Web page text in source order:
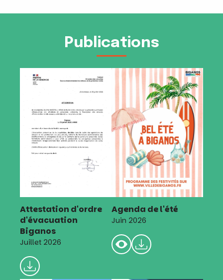
Publications
Attestation d'ordre
d'évacuation
Biganos
Juillet 2026
Agenda de l'été
Juin 2026